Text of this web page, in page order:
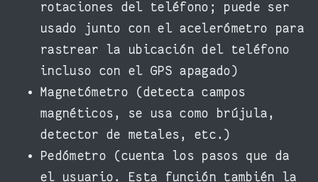
rotaciones del teléfono; puede ser
usado junto con el acelerómetro para
rastrear la ubicación del teléfono
incluso con el GPS apagado)
Magnetómetro (detecta campos
magnéticos, se usa como brújula,
detector de metales, etc.)
Pedómetro (cuenta los pasos que da
el usuario. Esta función también la